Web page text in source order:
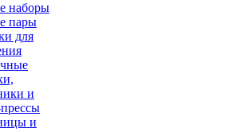
наборы
пары
для
и
и